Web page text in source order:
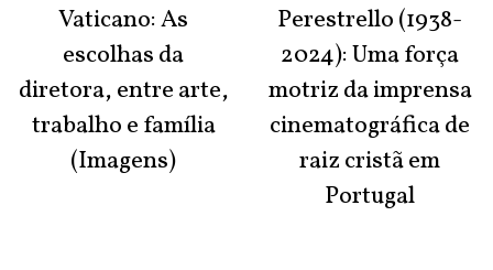
Vaticano: As
escolhas da
diretora, entre arte,
trabalho e família
(Imagens)
Perestrello (1938-
2024): Uma força
motriz da imprensa
cinematográfica de
raiz cristã em
Portugal